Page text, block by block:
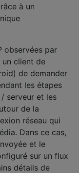
à un
observées par
client de
de demander
les étapes
serveur et les
de la
réseau qui
Dans ce cas,
et le
sur un flux
détails de